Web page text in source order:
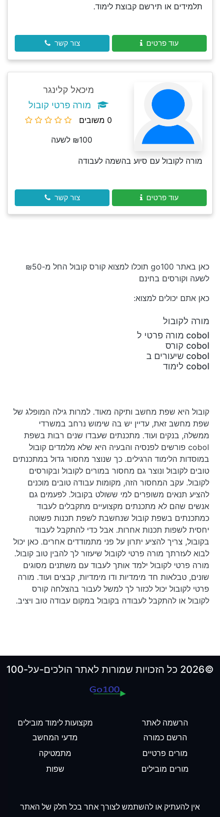
תלמידים או תירשם קבוצת לימוד.
עוד פרטים צור קשר
מיכאל קלינגר
מורה פרטי קובול
0 משובים
₪100 לשעה
מורה לקובול עם סיוע בהשמה לעבודה
עוד פרטים צור קשר
כאן באתר go100 תוכלו למצוא קורס קובול החל מ-₪50
לשעה וקורסים בחינם
כאן אתם יכולים למצוא:
מורה לקובול
cobol מורה פרטי ל
cobol קורס
cobol שיעורים ב
cobol לימוד
קובול היא שפת מחשב ותיקה מאוד. למרות גילה המופלג של
שפת מחשב זאת, עדיין יש בה שימוש נרחב במשרדי
ממשלה, בנקים ועוד. מתכנתים שעבדו שנים רבות בשפת
cobol פורשים לפנסיה והבעיה היא שלא מלמדים קובול
במוסדות הלימוד הרגילים. כך שנוצר מחסור גדול במתכנתים
טובים לקובול ונוצר גם מחסור במורים לקובול ובקורסים
לקובול. עקב המחסור הזה, מקומות עבודה טובים מוכנים
להציע תנאים משופרים למי ששולט בקובול. לפעמים גם
אנשים שהם לא מתכנתים מקצועיים מתקבלים לעבוד
כמתכנתים בשפת קובול שנחשבת לשפת תכנות פשוטה
יחסית לשפות תכנות אחרות. אבל כדי להתקבל לעבוד
בקובול, צריך להציע יתרון על פני מתמודדים אחרים. כאן יכול
לבוא לעזרתך מורה פרטי לקובול שיעזור לך להבין טוב קובול.
מורה פרטי לקובול ילמד אותך לעבוד עם משתנים מסוגים
שונים, טבלאות חד מימדיות ודו מימדיות, קבצים ועוד. מורה
פרטי לקובול יכול לכזור לך למשל לעבור בהצלחה קורס
לקובול או להתקבל לעבודה בקובול במקום עבודה טוב ויציב.
©2026 כל הזכויות שמורות לאתר הולכים-על-100
הרשמה לאתר
הרשם כמורה
מורים פרטיים
מורים מובילים
מקצועות לימוד מובילים
מדעי המחשב
מתמטיקה
שפות
אין להעתיק או להשתמש לצורך אחר בכל חלק של האתר